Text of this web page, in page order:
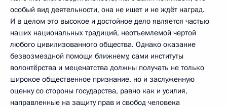
особый вид деятельности, она не ищет и не ждёт наград.
И в целом это высокое и достойное дело является частью
наших национальных традиций, неотъемлемой чертой
любого цивилизованного общества. Однако оказание
безвозмездной помощи ближнему, сами институты
волонтёрства и меценатства должны получать не только
широкое общественное признание, но и заслуженную
оценку со стороны государства, равно как и усилия,
направленные на защиту прав и свобод человека